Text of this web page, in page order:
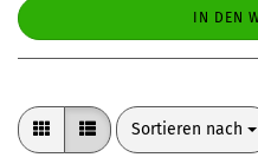
IN DEN
Sortieren nach
Sortieren nach